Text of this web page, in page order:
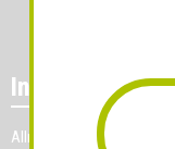
Information
Allmänna villkor